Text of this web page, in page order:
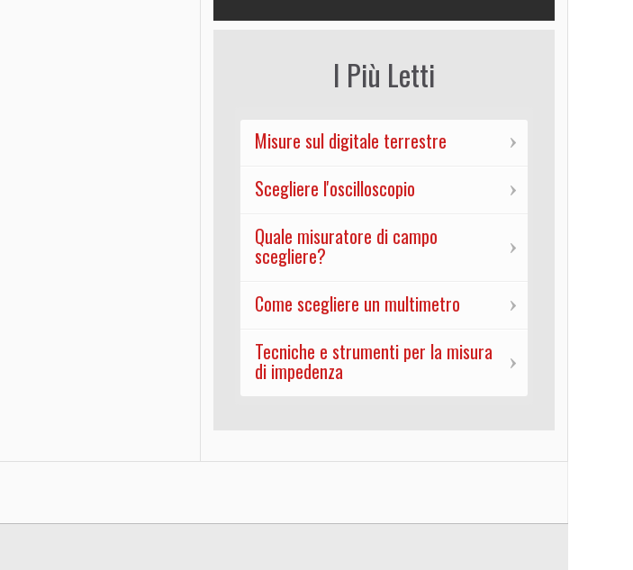
I Più Letti
Misure sul digitale terrestre
Scegliere l'oscilloscopio
Quale misuratore di campo
scegliere?
Come scegliere un multimetro
Tecniche e strumenti per la misura
di impedenza